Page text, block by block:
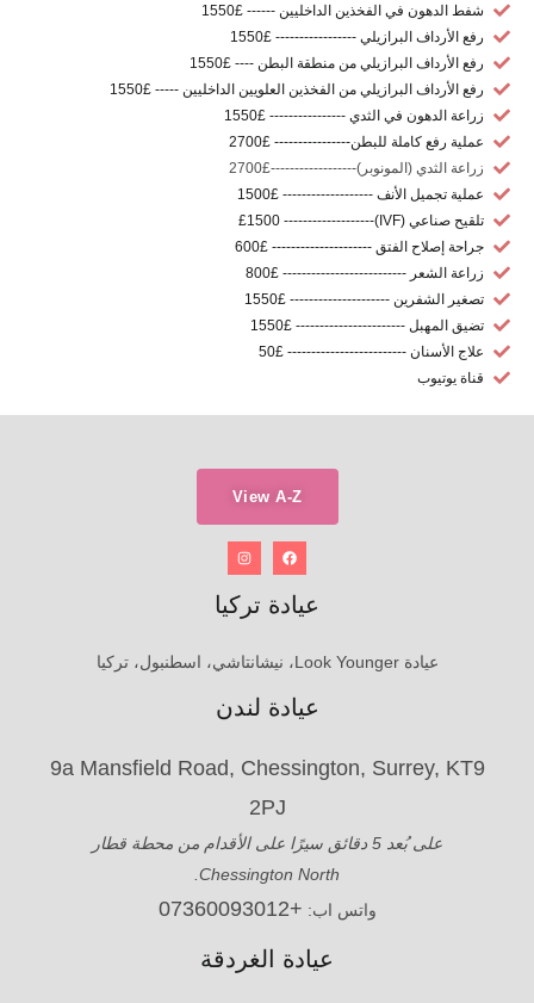
شفط الدهون في الفخذين الداخليين ------ £1550
رفع الأرداف البرازيلي ----------------- £1550
رفع الأرداف البرازيلي من منطقة البطن ---- £1550
رفع الأرداف البرازيلي من الفخذين العلويين الداخليين ----- £1550
زراعة الدهون في الثدي ---------------- £1550
عملية رفع كاملة للبطن---------------- £2700
زراعة الثدي (المونوبر)------------------£2700
عملية تجميل الأنف ------------------- £1500
تلقيح صناعي (IVF)------------------- £1500
جراحة إصلاح الفتق --------------------- £600
زراعة الشعر -------------------------- £800
تصغير الشفرين --------------------- £1550
تضيق المهبل ----------------------- £1550
علاج الأسنان ------------------------- £50
قناة يوتيوب
View A-Z
عيادة تركيا
عيادة Look Younger، نيشانتاشي، اسطنبول، تركيا
عيادة لندن
9a Mansfield Road, Chessington, Surrey, KT9
2PJ
على بُعد 5 دقائق سيرًا على الأقدام من محطة قطار
Chessington North.
واتس اب: +07360093012
عيادة الغردقة